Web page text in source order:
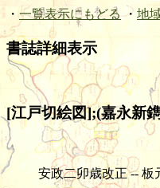
・ 一覧表示にもどる ・ 地
書誌詳細表示
[江戸切絵図];(嘉永新
安政二卯歳改正 -- 板